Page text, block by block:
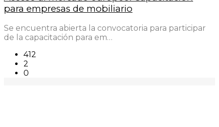
para empresas de mobiliario
Se encuentra abierta la convocatoria para participar
de la capacitación para em…
412
2
0